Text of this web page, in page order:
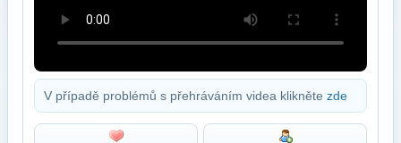
V případě problémů s přehráváním videa klikněte zde